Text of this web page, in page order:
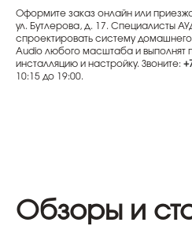
Оформите заказ онлайн или
ул. Бутлерова, д. 17. Специалисты
спроектировать систему
Audio любого масштаба и выполнят
инсталляцию и настройку. Звоните:
10:15 до 19:00.
Обзоры и